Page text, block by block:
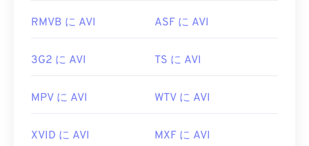
https://www.lifewire.com/aiff-aif-aifc-files-
https://en.wikipedia.org/wiki/Audio_Video_Interleave
RMVB に AVI ASF に AVI
3G2 に AVI TS に AVI
MPV に AVI WTV に AVI
XVID に AVI MXF に AVI